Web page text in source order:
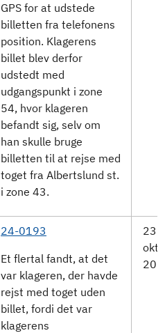
GPS for at udstede
billetten fra telefonens
position. Klagerens
billet blev derfor
udstedt med
udgangspunkt i zone
54, hvor klageren
befandt sig, selv om
han skulle bruge
billetten til at rejse med
toget fra Albertslund st.
i zone 43.
24-0193
Et flertal fandt, at det
var klageren, der havde
rejst med toget uden
billet, fordi det var
klagerens
23.